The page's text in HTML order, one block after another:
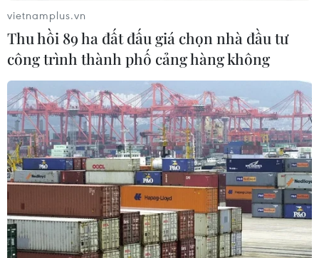
Pháp mở các điểm tắm sông
phục vụ người dân trong mùa Hè
nắng nóng
06/08/2026 03:02
Bất chấp nắng nóng kỷ lục, du khách
châu Á vẫn đổ sang châu Âu
05/08/2026 23:27
Đâm dao ở trung tâm London, một
nữ nghi phạm bị bắt giữ
05/08/2026 15:07
vietnamplus.vn
Thu hồi 89 ha đất đấu giá chọn nhà đầu tư
công trình thành phố cảng hàng không